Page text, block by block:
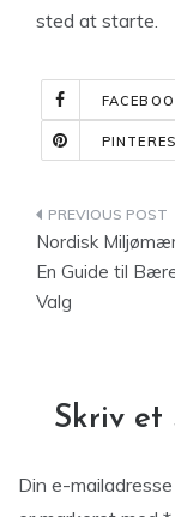
sted at starte.
Nordisk
En Guide til
Valg
Skriv et
Din e-